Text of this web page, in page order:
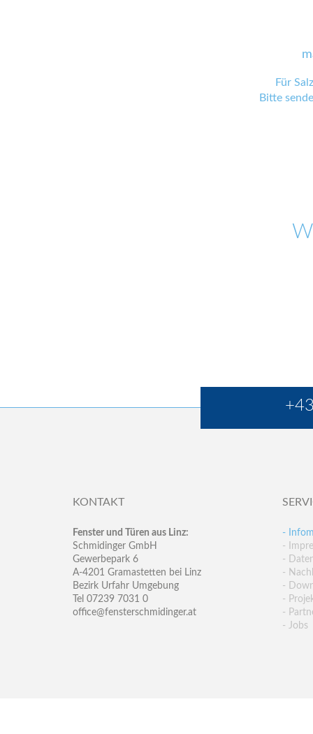
Für
Bitte
KONTAKT
Fenster und Türen aus Linz:
Schmidinger GmbH
Gewerbepark 6
A-4201 Gramastetten bei Linz
Bezirk Urfahr Umgebung
Tel 07239 7031 0
office@fensterschmidinger.at
-
-
-
-
-
-
-
- Jobs